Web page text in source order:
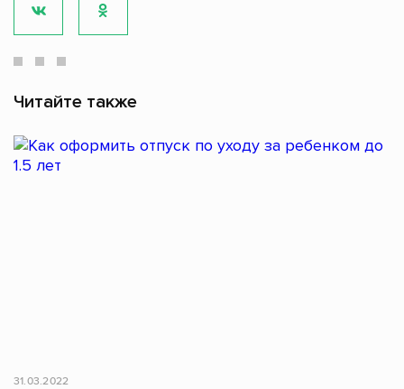
Читайте также
31.03.2022